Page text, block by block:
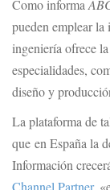
Como informa
pueden emplear la
ingeniería ofrece
especialidades,
diseño y
La plataforma de
que en España la
Información
Channel Partner,